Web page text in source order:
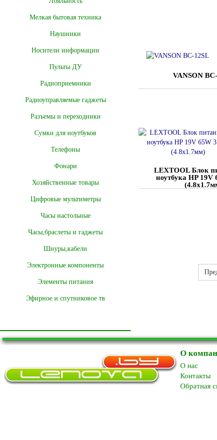
Мелкая бытовая техника
Наушники
Носители информации
Пульты ДУ
Радиоприемники
Радиоуправляемые гаджеты
Разъемы и переходники
Сумки для ноутбуков
Телефоны
Фонари
Хозяйственные товары
Цифровые мультиметры
Часы настольные
Часы,браслеты и гаджеты
Шнуры,кабели
Электронные компоненты
Элементы питания
Эфирное и спутниковое тв
VANSON
LEXTOOL Блок
ноутбука HP 19V
О
O нас
Контакты
Обратная